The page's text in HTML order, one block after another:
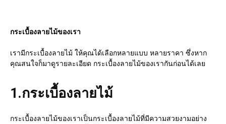
กระเบื้องลายไม้ของเรา
เรามีกระเบื้องลายไม้ ให้คุณได้เลือกหลายแบบ หลายราคา ซึ่งหาก
คุณสนใจก็มาดูรายละเอียด กระเบื้องลายไม้ของเรากันก่อนได้เลย
1.กระเบื้องลายไม้
กระเบื้องลายไม้ของเราเป็นกระเบื้องลายไม้ที่มีความสวยงามอย่าง